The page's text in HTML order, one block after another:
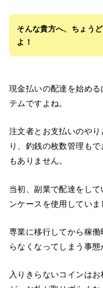
そんな貴方へ、ちょう
よ！
現金払いの配達を始め
テムですよね。
注文者とお支払いのや
り、釣銭の枚数管理も
もありません。
当初、副業で配達をし
ンケースを使用していま
専業に移行してから稼
らなくなってしまう事態
入りきらないコインは